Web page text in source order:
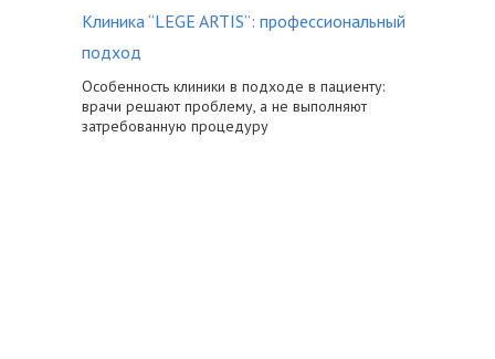
Клиника “LEGE ARTIS”: профессиональный
подход
Особенность клиники в подходе в пациенту:
врачи решают проблему, а не выполняют
затребованную процедуру